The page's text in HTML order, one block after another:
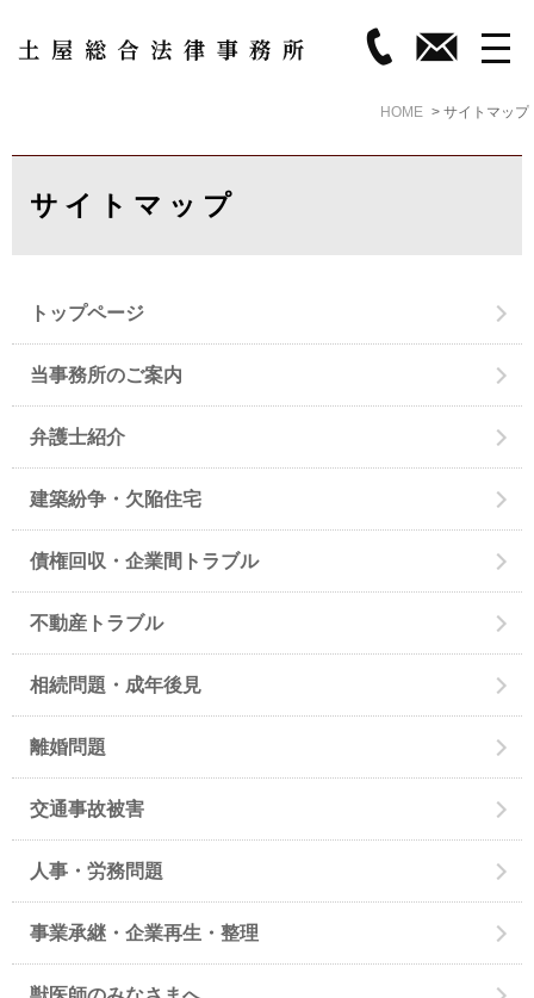
HOME サイトマップ
サイトマップ
トップページ
当事務所のご案内
弁護士紹介
建築紛争・欠陥住宅
債権回収・企業間トラブル
不動産トラブル
相続問題・成年後見
離婚問題
交通事故被害
人事・労務問題
事業承継・企業再生・整理